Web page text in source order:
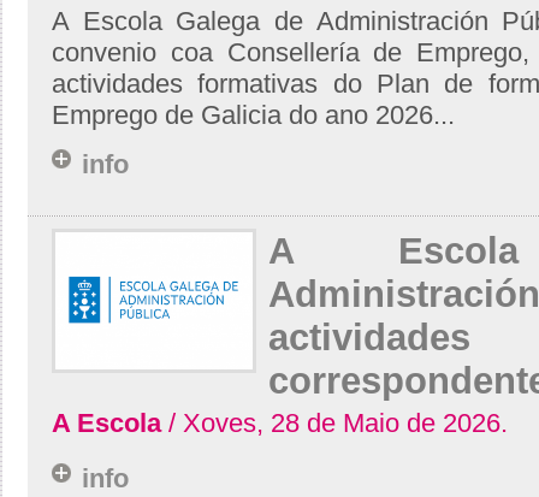
A Escola Galega de Administración
convenio coa Consellería de
actividades formativas do Plan de
Emprego de Galicia do ano 2026...
info
A
A Escola/ Xoves, 28 de Maio de 2026.
info